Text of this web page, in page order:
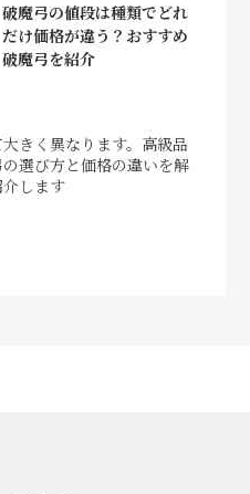
破魔弓の値段は種類でどれ
だけ価格が違う？おすすめ
破魔弓を紹介
きく異なります。高級品
選び方と価格の違いを解
します